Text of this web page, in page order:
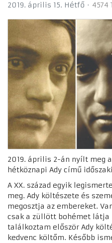
2019. április 15. Hétfő 4574
2019. április 2-án nyílt meg
hétköznapi Ady című
A XX. század egyik
meg. Ady költészete és
megosztja az embereket.
csak a züllött bohémet látja
találkoztam először Ady
kedvenc költőm. Később